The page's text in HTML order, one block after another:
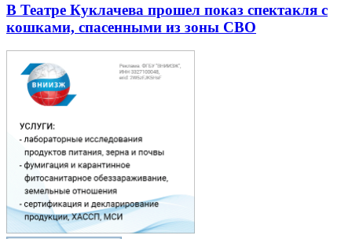
В Театре Куклачева прошел показ спектакля с
кошками, спасенными из зоны СВО